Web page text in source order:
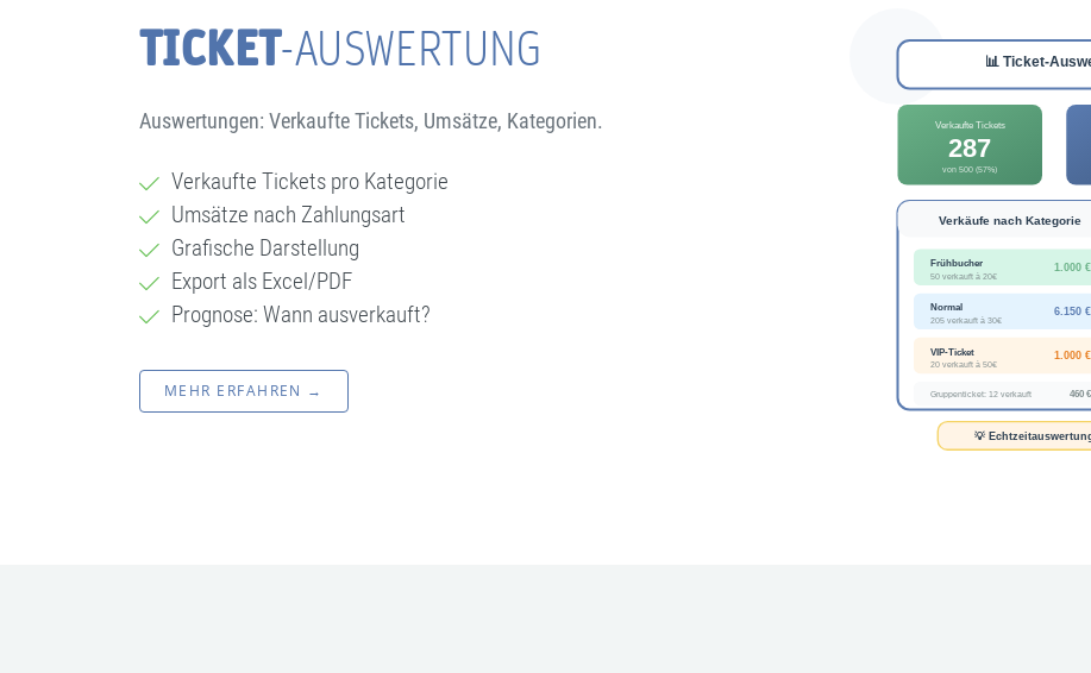
TICKET-AUSWERTUNG
Auswertungen: Verkaufte Tickets, Umsätze, Kategorien.
Verkaufte Tickets pro Kategorie
Umsätze nach Zahlungsart
Grafische Darstellung
Export als Excel/PDF
Prognose: Wann ausverkauft?
MEHR ERFAHREN →